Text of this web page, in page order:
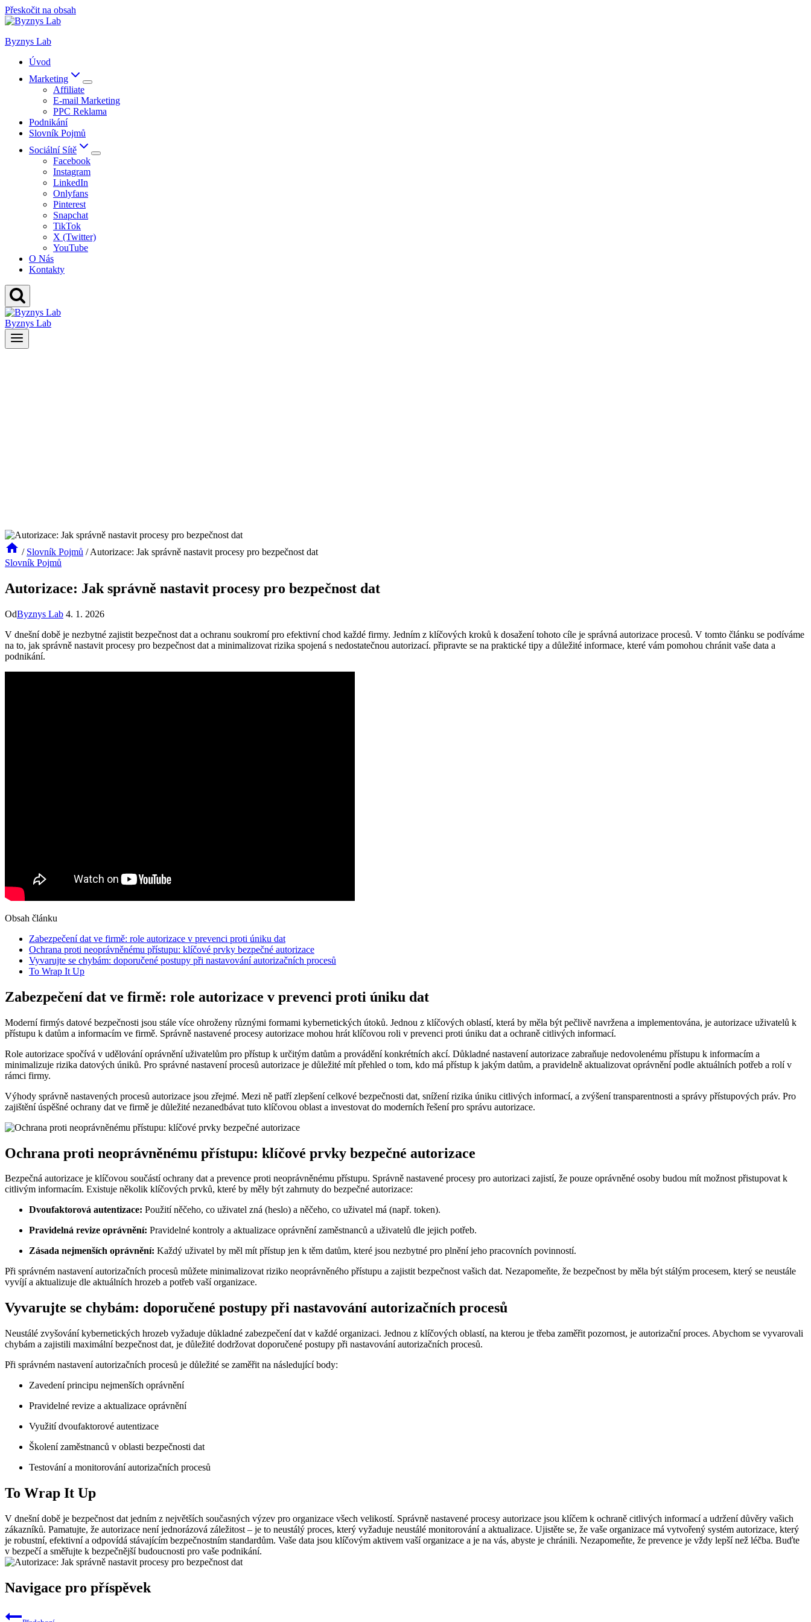
Přeskočit na obsah
Byznys Lab
Úvod
Marketing
Affiliate
E-mail Marketing
PPC Reklama
Podnikání
Slovník Pojmů
Sociální Sítě
Facebook
Instagram
LinkedIn
Onlyfans
Pinterest
Snapchat
TikTok
X (Twitter)
YouTube
O Nás
Kontakty
Byznys Lab
/ Slovník Pojmů / Autorizace: Jak správně nastavit procesy pro bezpečnost dat
Slovník Pojmů
Autorizace: Jak správně nastavit procesy pro bezpečnost dat
OdByznys Lab 4. 1. 2026
V dnešní době je nezbytné zajistit bezpečnost dat a ochranu soukromí pro efektivní chod každé firmy. Jedním z klíčových kroků k dosažení tohoto cíle je správná autorizace procesů. V tomto článku se podíváme
na to, jak správně nastavit procesy pro bezpečnost dat a minimalizovat rizika spojená s nedostatečnou autorizací. připravte se na praktické tipy a důležité informace, které vám pomohou chránit vaše data a
podnikání.
Obsah článku
Zabezpečení dat ve firmě: role autorizace v prevenci proti úniku dat
Ochrana proti neoprávněnému přístupu: klíčové prvky bezpečné autorizace
Vyvarujte se chybám: doporučené postupy při nastavování autorizačních procesů
To Wrap It Up
Zabezpečení dat ve firmě: role autorizace v prevenci proti úniku dat
Moderní firmýs datové bezpečnosti jsou stále více ohroženy různými formami kybernetických útoků. Jednou z klíčových oblastí, která by měla být pečlivě navržena a implementována, je autorizace uživatelů k
přístupu k datům a informacím ve firmě. Správně nastavené procesy autorizace mohou hrát klíčovou roli v prevenci proti úniku dat a ochraně citlivých informací.
Role autorizace spočívá v udělování oprávnění uživatelům pro přístup k určitým datům a provádění konkrétních akcí. Důkladné nastavení autorizace zabraňuje nedovolenému přístupu k informacím a
minimalizuje rizika datových úniků. Pro správné nastavení procesů autorizace je důležité mít přehled o tom, kdo má přístup k jakým datům, a pravidelně aktualizovat oprávnění podle aktuálních potřeb a rolí v
rámci firmy.
Výhody správně nastavených procesů autorizace jsou zřejmé. Mezi ně patří zlepšení celkové bezpečnosti dat, snížení rizika úniku citlivých informací, a zvýšení transparentnosti a správy přístupových práv. Pro
zajištění úspěšné ochrany dat ve firmě je důležité nezanedbávat tuto klíčovou oblast a investovat do moderních řešení pro správu autorizace.
Ochrana proti neoprávněnému přístupu: klíčové prvky bezpečné autorizace
Bezpečná autorizace je klíčovou součástí ochrany dat a prevence proti neoprávněnému přístupu. Správně nastavené procesy pro autorizaci zajistí, že pouze oprávněné osoby budou mít možnost přistupovat k
citlivým informacím. Existuje několik klíčových prvků, které by měly být zahrnuty do bezpečné autorizace:
Dvoufaktorová autentizace: Použití něčeho, co uživatel zná (heslo) a něčeho, co uživatel má (např. token).
Pravidelná revize oprávnění: Pravidelné kontroly a aktualizace oprávnění zaměstnanců a uživatelů dle jejich potřeb.
Zásada nejmenších oprávnění: Každý uživatel by měl mít přístup jen k těm datům, které jsou nezbytné pro plnění jeho pracovních povinností.
Při správném nastavení autorizačních procesů můžete minimalizovat riziko neoprávněného přístupu a zajistit bezpečnost vašich dat. Nezapomeňte, že bezpečnost by měla být stálým procesem, který se neustále
vyvíjí a aktualizuje dle aktuálních hrozeb a potřeb vaší organizace.
Vyvarujte se chybám: doporučené postupy při nastavování autorizačních procesů
Neustálé zvyšování kybernetických hrozeb vyžaduje důkladné zabezpečení dat v každé organizaci. Jednou z klíčových oblastí, na kterou je třeba zaměřit pozornost, je autorizační proces. Abychom se vyvarovali
chybám a zajistili maximální bezpečnost dat, je důležité dodržovat doporučené postupy při nastavování autorizačních procesů.
Při správném nastavení autorizačních procesů je důležité se zaměřit na následující body:
Zavedení principu nejmenších oprávnění
Pravidelné revize a aktualizace oprávnění
Využití dvoufaktorové autentizace
Školení zaměstnanců v oblasti bezpečnosti dat
Testování a monitorování autorizačních procesů
To Wrap It Up
V dnešní době je bezpečnost dat jedním z největších současných výzev pro organizace všech velikostí. Správně nastavené procesy autorizace jsou klíčem k ochraně citlivých informací a udržení důvěry vašich
zákazníků. Pamatujte, že autorizace není jednorázová záležitost – je to neustálý proces, který vyžaduje neustálé monitorování a aktualizace. Ujistěte se, že vaše organizace má vytvořený systém autorizace, který
je robustní, efektivní a odpovídá stávajícím bezpečnostním standardům. Vaše data jsou klíčovým aktivem vaší organizace a je na vás, abyste je chránili. Nezapomeňte, že prevence je vždy lepší než léčba. Buďte
v bezpečí a směřujte k bezpečnější budoucnosti pro vaše podnikání.
Navigace pro příspěvek